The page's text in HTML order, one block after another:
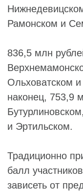
Рамонском и
836,5 млн
Ольховатском
наконец, 753,9
и Эртильском.
Традиционно
балл
зависеть от